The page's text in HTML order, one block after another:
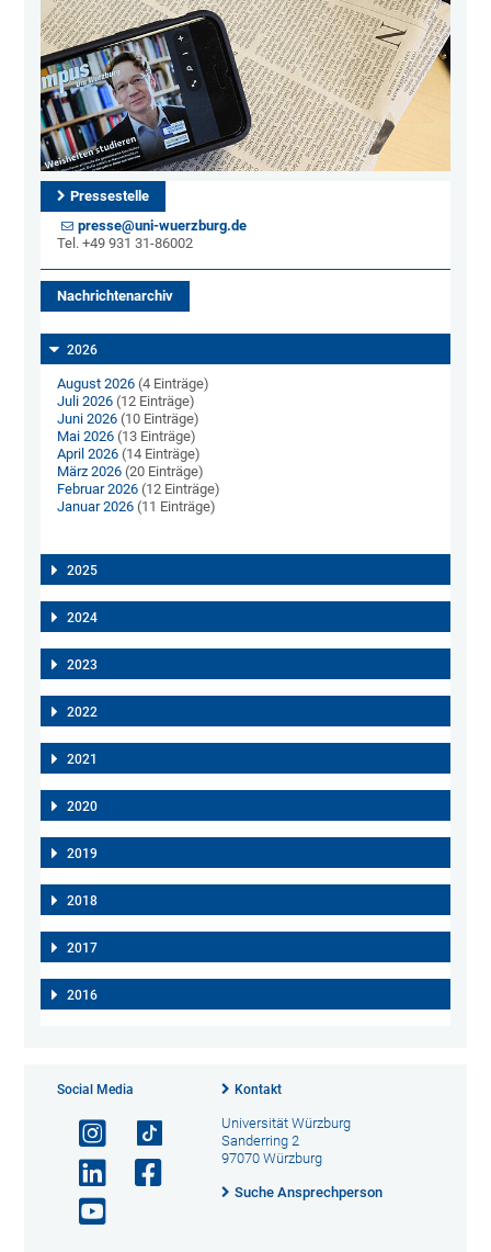
Pressestelle
presse@uni-wuerzburg.de
Tel. +49 931 31-86002
Nachrichtenarchiv
2026
August 2026 (4 Einträge)
Juli 2026 (12 Einträge)
Juni 2026 (10 Einträge)
Mai 2026 (13 Einträge)
April 2026 (14 Einträge)
März 2026 (20 Einträge)
Februar 2026 (12 Einträge)
Januar 2026 (11 Einträge)
2025
2024
2023
2022
2021
2020
2019
2018
2017
2016
Social Media Kontakt
Universität Würzburg
Sanderring 2
97070 Würzburg
Suche Ansprechperson